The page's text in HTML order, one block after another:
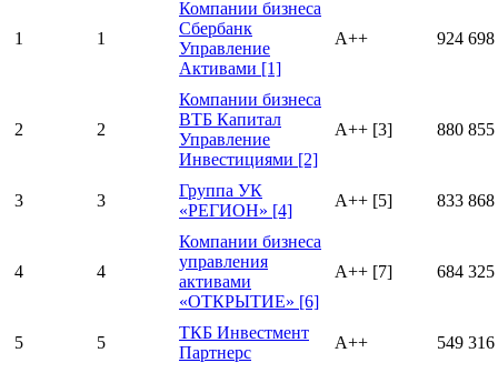
1 1
Компании бизнеса
Сбербанк
Управление
Активами [1]
А++ 924 698
2 2
Компании бизнеса
ВТБ Капитал
Управление
Инвестициями [2]
А++ [3] 880 855
3 3
Группа УК
«РЕГИОН» [4]
А++ [5] 833 868
4 4
Компании бизнеса
управления
активами
«ОТКРЫТИЕ» [6]
А++ [7] 684 325
5 5
ТКБ Инвестмент
Партнерс
А++ 549 316